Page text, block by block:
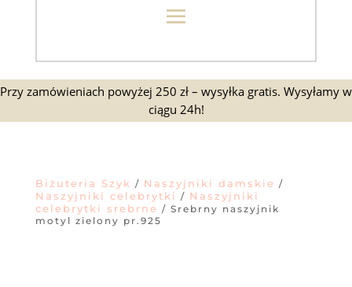
Przy zamówieniach powyżej 250 zł – wysyłka gratis. Wysyłamy w
ciągu 24h!
Biżuteria Szyk / Naszyjniki damskie /
Naszyjniki celebrytki / Naszyjniki
celebrytki srebrne / Srebrny naszyjnik
motyl zielony pr.925